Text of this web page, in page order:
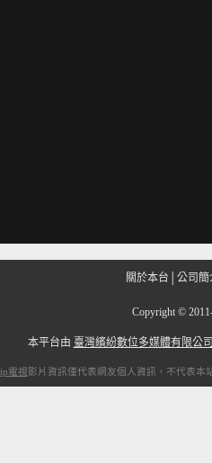
關於本台 公司簡
Copyright ©
本平台由 臺灣繽紛數位多媒體有限公
ip電視影片資訊僅代表網友個人資訊，不代表本